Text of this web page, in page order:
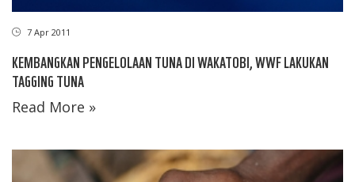
7 Apr 2011
KEMBANGKAN PENGELOLAAN TUNA DI WAKATOBI, WWF LAKUKAN
TAGGING TUNA
Read More »